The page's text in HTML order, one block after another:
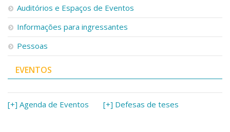
Auditórios e Espaços de Eventos
Informações para ingressantes
Pessoas
EVENTOS
[+] Agenda de Eventos [+] Defesas de teses